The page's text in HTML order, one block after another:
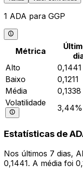
1 ADA para GGP
Métrica
Alto
0,1441
Baixo
0,1211
Média
0,1338
Volatilidade
3,44%
Estatísticas de
Nos últimos 7 dias,
0,1441. A média foi